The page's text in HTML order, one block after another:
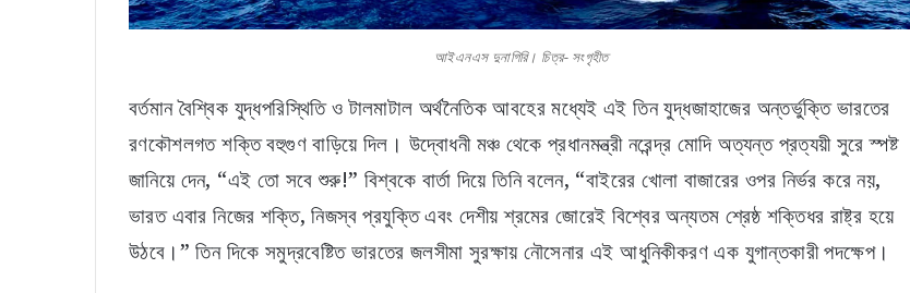
আইএনএস দুনাগিরি। চিত্র- সংগৃহীত
বর্তমান বৈশ্বিক যুদ্ধপরিস্থিতি ও টালমাটাল অর্থনৈতিক আবহের মধ্যেই এই তিন যুদ্ধজাহাজের অন্তর্ভুক্তি ভারতের
রণকৌশলগত শক্তি বহুগুণ বাড়িয়ে দিল। উদ্বোধনী মঞ্চ থেকে প্রধানমন্ত্রী নরেন্দ্র মোদি অত্যন্ত প্রত্যয়ী সুরে স্পষ্ট
জানিয়ে দেন, “এই তো সবে শুরু!” বিশ্বকে বার্তা দিয়ে তিনি বলেন, “বাইরের খোলা বাজারের ওপর নির্ভর করে নয়,
ভারত এবার নিজের শক্তি, নিজস্ব প্রযুক্তি এবং দেশীয় শ্রমের জোরেই বিশ্বের অন্যতম শ্রেষ্ঠ শক্তিধর রাষ্ট্র হয়ে
উঠবে।” তিন দিকে সমুদ্রবেষ্টিত ভারতের জলসীমা সুরক্ষায় নৌসেনার এই আধুনিকীকরণ এক যুগান্তকারী পদক্ষেপ।